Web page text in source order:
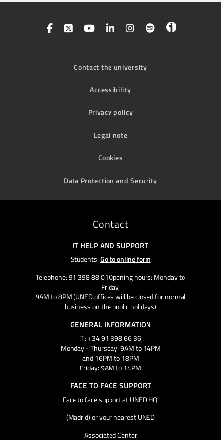
Contact the university
Accessibility
Privacy policy
Legal note
Cookies
Data Protection and Security
Contact
IT HELP AND SUPPORT
Students:Go to online form
Telephone: 91 398 88 01Opening hours: Monday to
Friday,
9AM to 8PM (UNED offices will be closed for normal
business on the public holidays)
GENERAL INFORMATION
T.: +34 91 398 66 36
Monday - Thursday: 9AM to 14PM
and 16PM to 18PM
Friday: 9AM to 14PM
FACE TO FACE SUPPORT
Face to face support at UNED HQ
(Madrid) or your nearest UNED
Associated Center